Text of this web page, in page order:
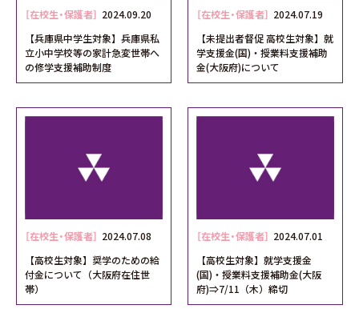
［在校生・保護者］ 2024.09.20
【兵庫県中学生対象】兵庫県私
立小中学校等の家計急変世帯へ
の修学支援補助制度
［在校生・保護者］ 2024.07.19
【未提出者督促 高校生対象】就
学支援金(国)・授業料支援補助
金(大阪府)について
［在校生・保護者］ 2024.07.08
【高校生対象】奨学のための給
付金について（大阪府在住世
帯）
［在校生・保護者］ 2024.07.01
【高校生対象】就学支援金
(国)・授業料支援補助金(大阪
府)⇒7/11（木）締切